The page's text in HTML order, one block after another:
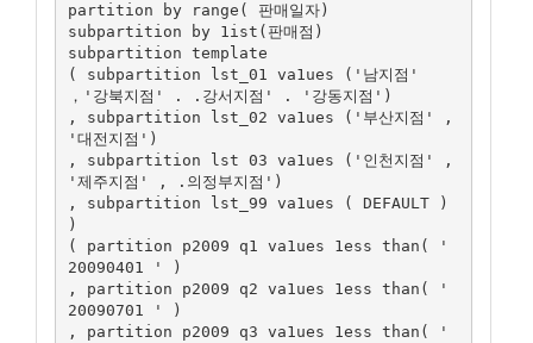
partition by range( 판매일자)
subpartition by 1ist(판매점)
subpartition template
( subpartition lst_01 va1ues ('남지점'
，'강북지점' . .강서지점' . '강동지점')
, subpartition lst_02 va1ues ('부산지점' ,
'대전지점')
, subpartition lst 03 va1ues ('인천지점' ,
'제주지점' , .의정부지점')
, subpartition lst_99 va1ues ( DEFAULT )
)
( partition p2009 q1 va1ues 1ess than( '
20090401 ' )
, partition p2009 q2 va1ues 1ess than( '
20090701 ' )
, partition p2009 q3 va1ues 1ess than( '